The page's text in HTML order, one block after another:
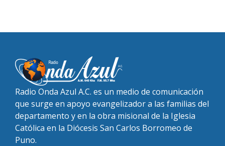
Radio Onda Azul A.C. es un medio de comunicación
que surge en apoyo evangelizador a las familias del
departamento y en la obra misional de la Iglesia
Católica en la Diócesis San Carlos Borromeo de
Puno.